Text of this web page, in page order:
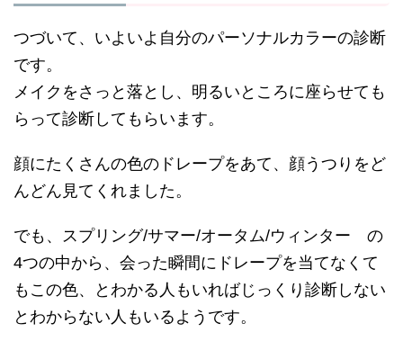
つづいて、いよいよ自分のパーソナルカラーの診断
です。
メイクをさっと落とし、明るいところに座らせても
らって診断してもらいます。
顔にたくさんの色のドレープをあて、顔うつりをど
んどん見てくれました。
でも、スプリング/サマー/オータム/ウィンター の
4つの中から、会った瞬間にドレープを当てなくて
もこの色、とわかる人もいればじっくり診断しない
とわからない人もいるようです。